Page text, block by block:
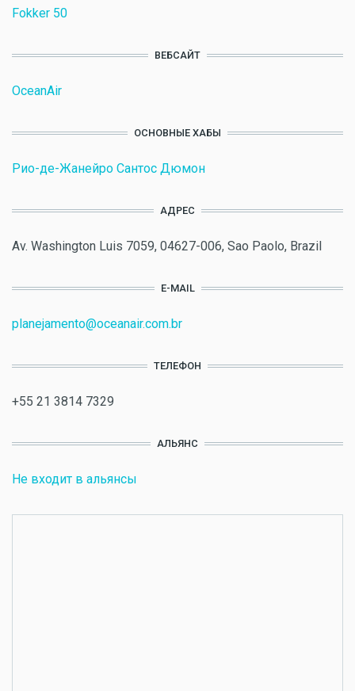
Fokker 50
ВЕБСАЙТ
OceanAir
ОСНОВНЫЕ ХАБЫ
Рио-де-Жанейро Сантос Дюмон
АДРЕС
Av. Washington Luis 7059, 04627-006, Sao Paolo, Brazil
E-MAIL
planejamento@oceanair.com.br
ТЕЛЕФОН
+55 21 3814 7329
АЛЬЯНС
Не входит в альянсы